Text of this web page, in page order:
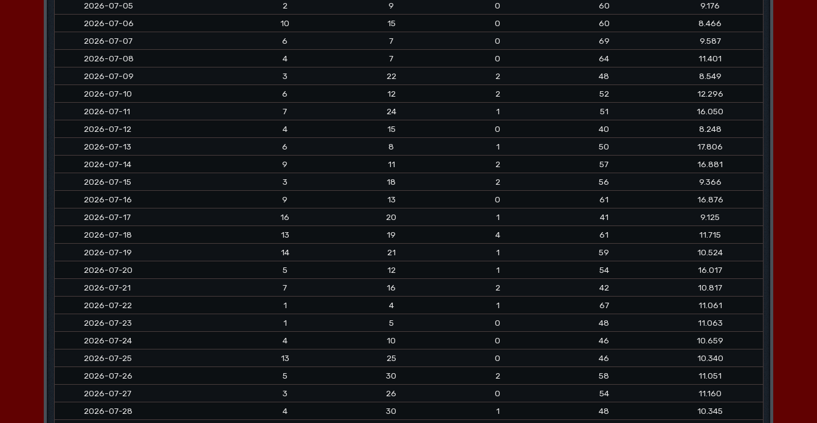
2026-07-05
2 9 0 60
9.176
2026-07-06
10 15 0 60
8.466
2026-07-07
6 7 0 69
9.587
2026-07-08
4 7 0 64
11.401
2026-07-09
3 22 2 48
8.549
2026-07-10
6 12 2 52
12.296
2026-07-11
7 24 1 51
16.050
2026-07-12
4 15 0 40
8.248
2026-07-13
6 8 1 50
17.806
2026-07-14
9 11 2 57
16.881
2026-07-15
3 18 2 56
9.366
2026-07-16
9 13 0 61
16.876
2026-07-17
16 20 1 41
9.125
2026-07-18
13 19 4 61
11.715
2026-07-19
14 21 1 59
10.524
2026-07-20
5 12 1 54
16.017
2026-07-21
7 16 2 42
10.817
2026-07-22
1 4 1 67
11.061
2026-07-23
1 5 0 48
11.063
2026-07-24
4 10 0 46
10.659
2026-07-25
13 25 0 46
10.340
2026-07-26
5 30 2 58
11.051
2026-07-27
3 26 0 54
11.160
2026-07-28
4 30 1 48
10.345